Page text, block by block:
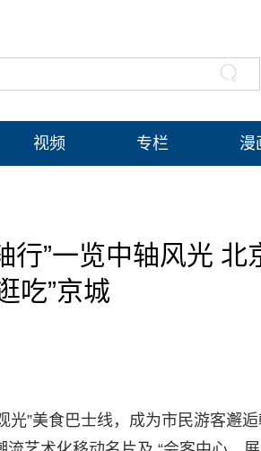
视频 专栏 漫
行”一览中轴风光 北
吃”京城
光”美食巴士线，成为市民游客邂